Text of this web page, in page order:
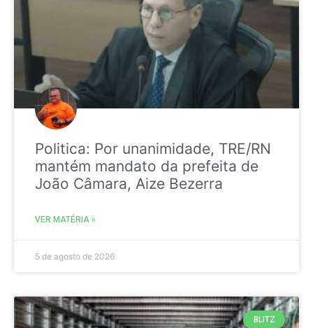
Politica: Por unanimidade, TRE/RN
mantém mandato da prefeita de
João Câmara, Aize Bezerra
VER MATÉRIA »
5 de agosto de 2026
BLITZ